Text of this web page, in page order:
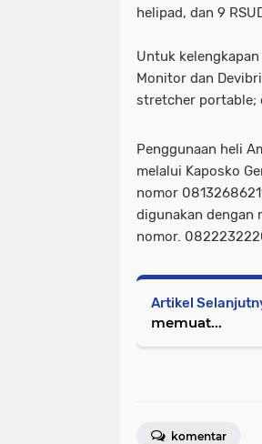
helipad, dan 9
Untuk
Monitor dan
stretcher portable;
Penggunaan heli
melalui Kaposko
nomor
digunakan dengan
nomor.
Artikel
memuat...
komentar